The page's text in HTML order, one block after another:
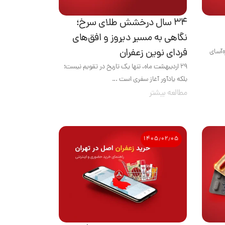
۳۴ سال درخشش طلای سرخ؛
نگاهی به مسیر دیروز و افق‌های
فردای نوین زعفران
۲۹ اردیبهشت ماه، تنها یک تاریخ در تقویم نیست؛
بلکه یادآور آغاز سفری است ...
مطالعه بیشتر
۱۴۰۵٫۰۲٫۰۵